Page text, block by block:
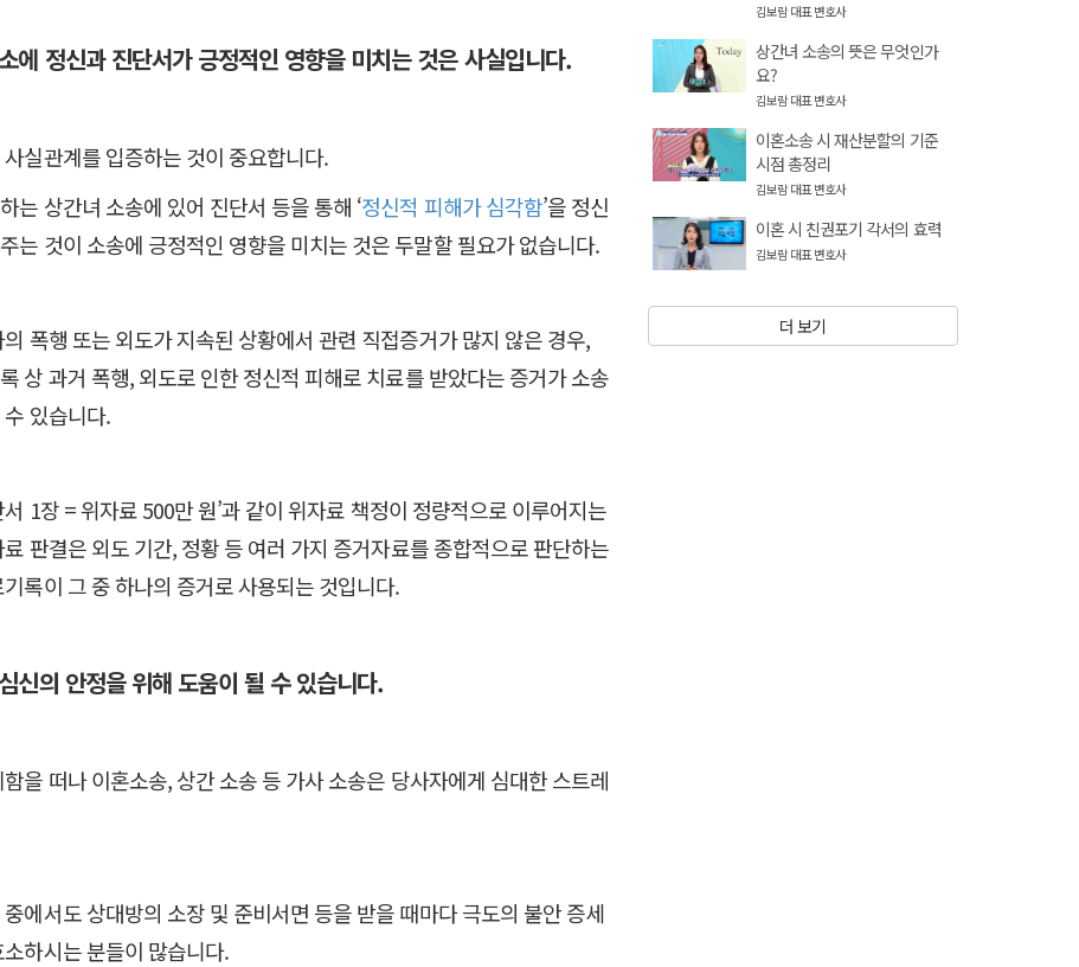
에 정신과 진단서가 긍정적인 영향을 미치는 것은 사실입니다.
실관계를 입증하는 것이 중요합니다.
는 상간녀 소송에 있어 진단서 등을 통해 ‘정신적 피해가 심각함’을 정신
는 것이 소송에 긍정적인 영향을 미치는 것은 두말할 필요가 없습니다.
폭행 또는 외도가 지속된 상황에서 관련 직접증거가 많지 않은 경우,
상 과거 폭행, 외도로 인한 정신적 피해로 치료를 받았다는 증거가 소송
있습니다.
서 1장 = 위자료 500만 원’과 같이 위자료 책정이 정량적으로 이루어지는
판결은 외도 기간, 정황 등 여러 가지 증거자료를 종합적으로 판단하는
록이 그 중 하나의 증거로 사용되는 것입니다.
신의 안정을 위해 도움이 될 수 있습니다.
을 떠나 이혼소송, 상간 소송 등 가사 소송은 당사자에게 심대한 스트레
에서도 상대방의 소장 및 준비서면 등을 받을 때마다 극도의 불안 증세
하시는 분들이 많습니다.
김보람 대표 변호사
상간녀 소송의 뜻은 무엇인가
요?
김보람 대표 변호사
이혼소송 시 재산분할의 기준
시점 총정리
김보람 대표 변호사
이혼 시 친권포기 각서의 효력
김보람 대표 변호사
더 보기